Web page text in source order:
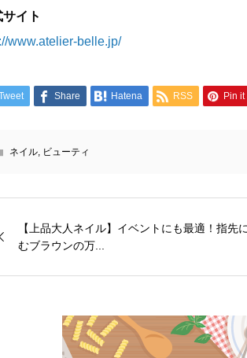
イト
www.atelier-belle.jp/
Share Hatena RSS Pin it
ネイル, ビューティ
【上品大人ネイル】イベントにも最適！指先
むブラウンの万...